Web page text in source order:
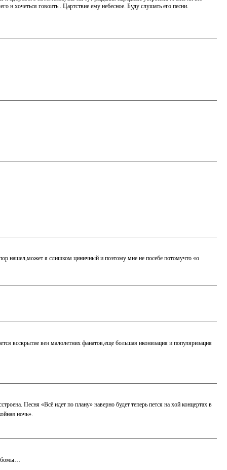
хочеться говоить . Цартствие ему небесное. Буду слушать его песни.
нашел,может я слишком циничный и поэтому мне не посебе потомучто «о
всскрытие вен малолетних фанатов,еще большая иконизация и популяризация
Песня «Всё идет по плану» наверно будет теперь пется на хой концертах в
ночь».